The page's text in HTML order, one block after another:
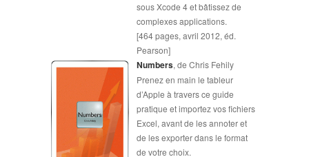
sous Xcode 4 et bâtissez de
complexes applications.
[464 pages, avril 2012, éd.
Pearson]
Numbers, de Chris Fehily
Prenez en main le tableur
d’Apple à travers ce guide
pratique et importez vos fichiers
Excel, avant de les annoter et
de les exporter dans le format
de votre choix.